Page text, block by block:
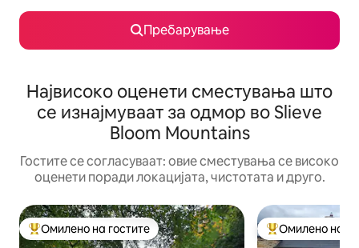
Пребарување
Највисоко оценети сместувања што
се изнајмуваат за одмор во Slieve
Bloom Mountains
Гостите се согласуваат: овие сместувања се високо
оценети поради локацијата, чистотата и друго.
Меѓу најуспешните „Омилени на гостите“
Омилено на гостите МеѓуОмилено на